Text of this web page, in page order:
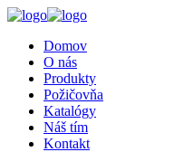
Domov
O nás
Produkty
Požičovňa
Katalógy
Náš tím
Kontakt